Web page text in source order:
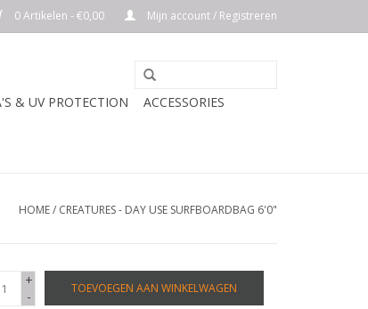
0 Artikelen - €0,00 Mijn account / Registreren
& UV PROTECTION
ACCESSORIES
HOME/ CREATURES - DAY USE SURFBOARDBAG 6'0"
+
-
TOEVOEGEN AAN WINKELWAGEN